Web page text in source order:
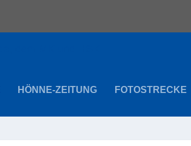
HÖNNE-ZEITUNG FOTOSTRECKE